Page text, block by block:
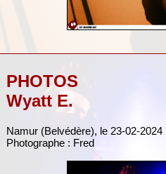
PHOTOS
Wyatt E.
Namur (Belvédère), le 23-02-2024
Photographe : Fred